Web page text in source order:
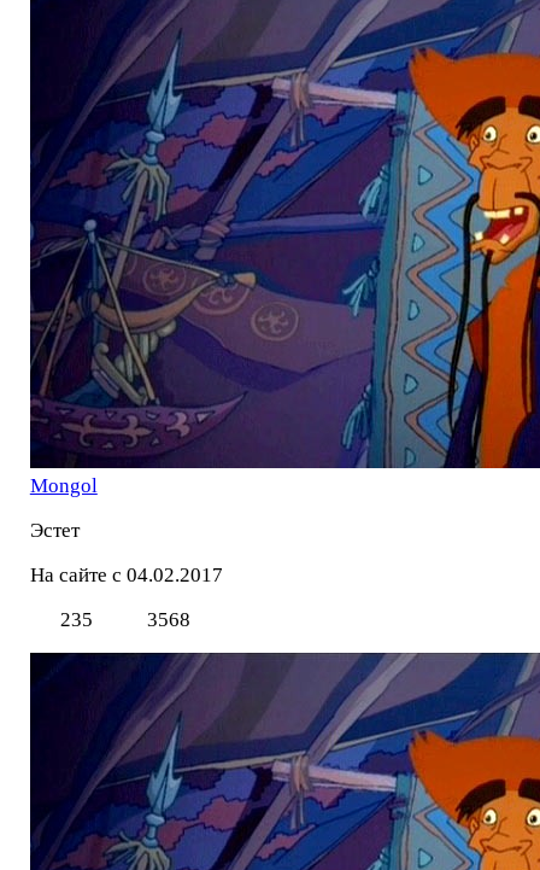
Mоngol
Эстет
На сайте с 04.02.2017
235
3568